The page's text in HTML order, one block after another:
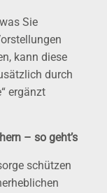
Sie
kann diese
durch
ergänzt
– so geht’s
schützen